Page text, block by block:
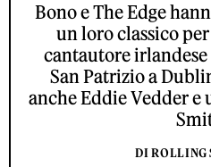
Bono e The Edge
un loro classico
cantautore
San Patrizio a
anche Eddie Vedder e
DI ROLLING